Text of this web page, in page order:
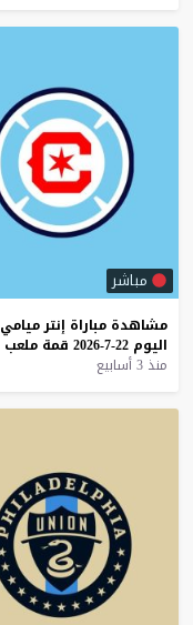
مباشر
مشاهدة مباراة إنترميامي
اليوم 22-7-2026 قمة ملعب
منذ 3 أسابيع